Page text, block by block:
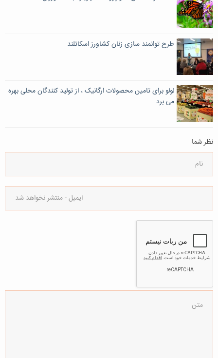
طرح توانمند سازی زنان کشاورز اسکاتلند
لولو برای تامین محصولات ارگانیک ، از تولید کنندگان محلی بهره
می برد
نظر شما